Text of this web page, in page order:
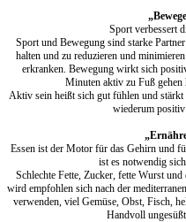
Sport verbessert
Sport und Bewegung sind starke
halten und zu reduzieren und
erkranken. Bewegung wirkt sich
Minuten aktiv zu Fuß gehen
Aktiv sein heißt sich gut fühlen und
wiederum
Essen ist der Motor für das Gehirn und
ist es notwendig
Schlechte Fette, Zucker, fette Wurst
wird empfohlen sich nach der
verwenden, viel Gemüse, Obst, Fisch,
Handvoll